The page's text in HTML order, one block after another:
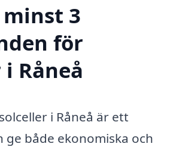
3
för
Råneå
i Råneå är ett
ge både ekonomiska och